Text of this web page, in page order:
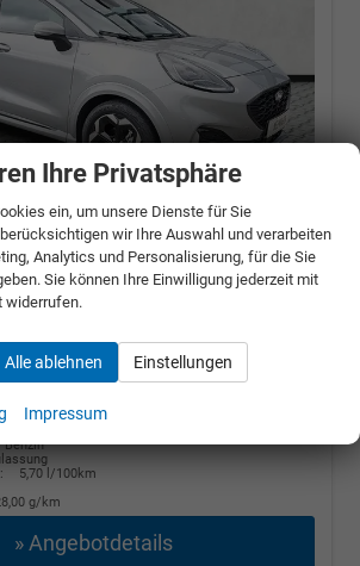
Line X 1.0 EB 7G-Autom.
14 Tage
Benzin
5,70 l/100km
g/km
» Angebotdetails
Ihre Privatsphäre
ein, um unsere Dienste für Sie
wir Ihre Auswahl und verarbeiten
Analytics und Personalisierung, für die Sie
Sie können Ihre Einwilligung jederzeit mit
widerrufen.
Alle ablehnen Einstellungen
Impressum